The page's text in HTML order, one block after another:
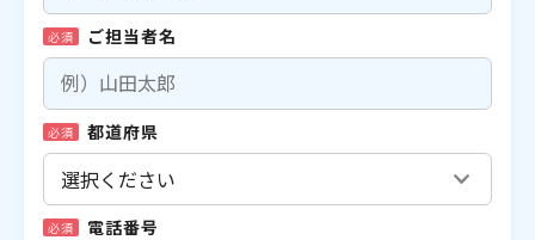
必須 ご担当者名
必須 都道府県
必須 電話番号